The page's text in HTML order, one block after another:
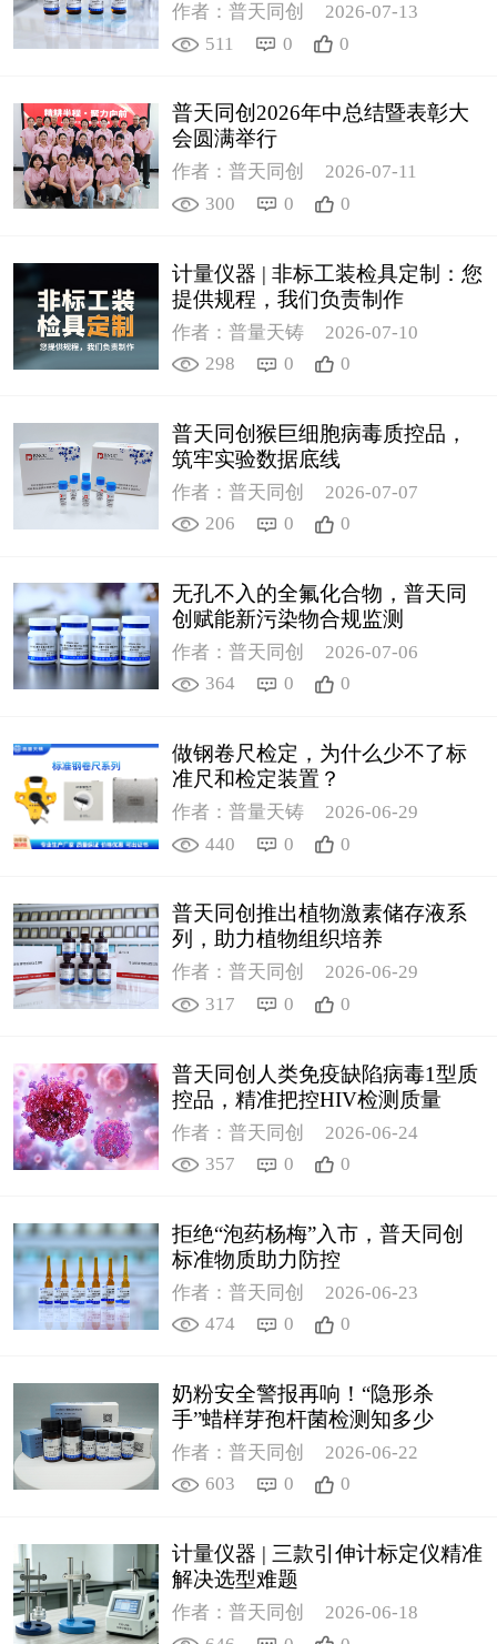
作者：普天同创
2026-07-13
511
0 0
普天同创2026年中总结暨表彰大
会圆满举行
作者：普天同创
2026-07-11
300
0 0
计量仪器 | 非标工装检具定制：您
提供规程，我们负责制作
作者：普量天铸
2026-07-10
298
0 0
普天同创猴巨细胞病毒质控品，
筑牢实验数据底线
作者：普天同创
2026-07-07
206
0 0
无孔不入的全氟化合物，普天同
创赋能新污染物合规监测
作者：普天同创
2026-07-06
364
0 0
做钢卷尺检定，为什么少不了标
准尺和检定装置？
作者：普量天铸
2026-06-29
440
0 0
普天同创推出植物激素储存液系
列，助力植物组织培养
作者：普天同创
2026-06-29
317
0 0
普天同创人类免疫缺陷病毒1型质
控品，精准把控HIV检测质量
作者：普天同创
2026-06-24
357
0 0
拒绝“泡药杨梅”入市，普天同创
标准物质助力防控
作者：普天同创
2026-06-23
474
0 0
奶粉安全警报再响！“隐形杀
手”蜡样芽孢杆菌检测知多少
作者：普天同创
2026-06-22
603
0 0
计量仪器 | 三款引伸计标定仪精准
解决选型难题
作者：普天同创
2026-06-18